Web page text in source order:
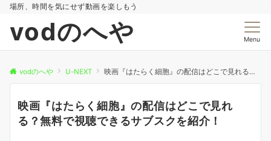
場所、時間を気にせず動画を楽しもう
vodのへや Menu
vodのへや U-NEXT 映画『はたらく細胞』の配信はどこで見れる？無料で視聴できるサブスクを紹介！
映画『はたらく細胞』の配信はどこで見れ
る？無料で視聴できるサブスクを紹介！